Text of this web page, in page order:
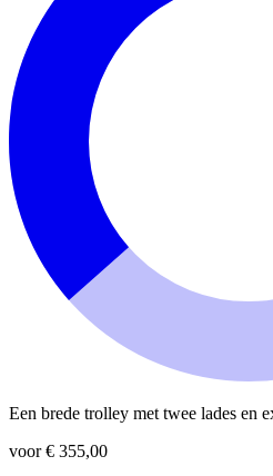
Een brede trolley met twee lades en
voor € 355,00